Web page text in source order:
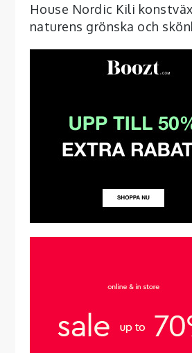
House Nordic Kili
naturens grönska och